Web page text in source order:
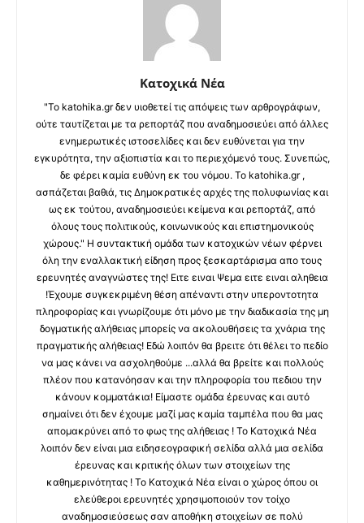
Κατοχικά Νέα
"Το katohika.gr δεν υιοθετεί τις απόψεις των αρθρογράφων,
ούτε ταυτίζεται με τα ρεπορτάζ που αναδημοσιεύει από άλλες
ενημερωτικές ιστοσελίδες και δεν ευθύνεται για την
εγκυρότητα, την αξιοπιστία και το περιεχόμενό τους. Συνεπώς,
δε φέρει καμία ευθύνη εκ του νόμου. Το katohika.gr ,
ασπάζεται βαθιά, τις Δημοκρατικές αρχές της πολυφωνίας και
ως εκ τούτου, αναδημοσιεύει κείμενα και ρεπορτάζ, από
όλους τους πολιτικούς, κοινωνικούς και επιστημονικούς
χώρους." Η συντακτική ομάδα των κατοχικών νέων φέρνει
όλη την εναλλακτική είδηση προς ξεσκαρτάρισμα απο τους
ερευνητές αναγνώστες της! Ειτε ειναι Ψεμα ειτε ειναι αληθεια
!Έχουμε συγκεκριμένη θέση απέναντι στην υπεροντοτητα
πληροφορίας και γνωρίζουμε ότι μόνο με την διαδικασία της μη
δογματικής αλήθειας μπορείς να ακολουθήσεις τα χνάρια της
πραγματικής αλήθειας! Εδώ λοιπόν θα βρειτε ότι θέλει το πεδίο
να μας κάνει να ασχοληθούμε ...αλλά θα βρείτε και πολλούς
πλέον που κατανόησαν και την πληροφορία του πεδιου την
κάνουν κομματάκια! Είμαστε ομάδα έρευνας και αυτό
σημαίνει ότι δεν έχουμε μαζί μας καμία ταμπέλα που θα μας
απομακρύνει από το φως της αλήθειας ! Το Κατοχικά Νέα
λοιπόν δεν είναι μια ειδησεογραφική σελίδα αλλά μια σελίδα
έρευνας και κριτικής όλων των στοιχείων της
καθημερινότητας ! Το Κατοχικά Νέα είναι ο χώρος όπου οι
ελεύθεροι ερευνητές χρησιμοποιούν τον τοίχο
αναδημοσιεύσεως σαν αποθήκη στοιχείων σε πολύ